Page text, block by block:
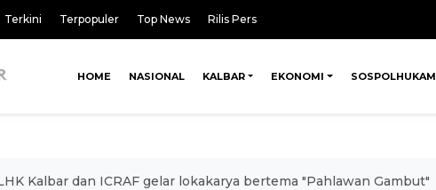
Terkini Terpopuler Top News Rilis Pers
HOME NASIONAL KALBAR EKONOMI SOSPOLHUKAM
Kalbar dan ICRAF gelar lokakarya bertema "Pahlawan Gambut"